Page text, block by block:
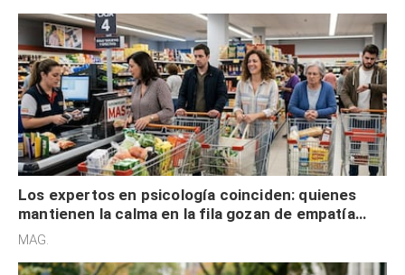
Los expertos en psicología coinciden: quienes
mantienen la calma en la fila gozan de empatía
cognitiva, gratitud y no solo tienen autocontrol
MAG.